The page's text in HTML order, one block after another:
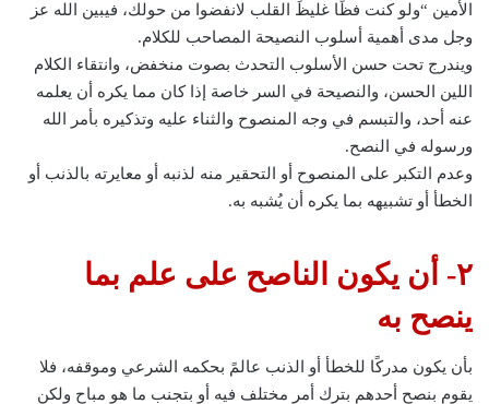
الأمين “ولو كنت فظًا غليظَ القلب لانفضوا من حولك، فيبين الله عز
وجل مدى أهمية أسلوب النصيحة المصاحب للكلام.
ويندرج تحت حسن الأسلوب التحدث بصوت منخفض، وانتقاء الكلام
اللين الحسن، والنصيحة في السر خاصة إذا كان مما يكره أن يعلمه
عنه أحد، والتبسم في وجه المنصوح والثناء عليه وتذكيره بأمر الله
ورسوله في النصح.
وعدم التكبر على المنصوح أو التحقير منه لذنبه أو معايرته بالذنب أو
الخطأ أو تشبيهه بما يكره أن يُشبه به.
٢- أن يكون الناصح على علم بما
ينصح به
بأن يكون مدركًا للخطأ أو الذنب عالمً بحكمه الشرعي وموقفه، فلا
يقوم بنصح أحدهم بترك أمر مختلف فيه أو بتجنب ما هو مباح ولكن